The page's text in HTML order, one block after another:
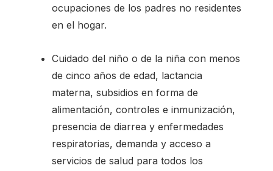
ocupaciones de los padres no residentes
en el hogar.
Cuidado del niño o de la niña con menos
de cinco años de edad, lactancia
materna, subsidios en forma de
alimentación, controles e inmunización,
presencia de diarrea y enfermedades
respiratorias, demanda y acceso a
servicios de salud para todos los